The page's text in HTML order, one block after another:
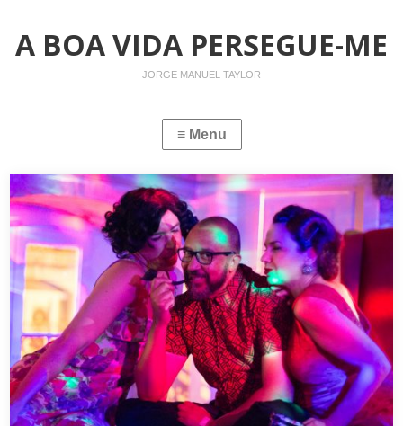
A BOA VIDA PERSEGUE-ME
JORGE MANUEL TAYLOR